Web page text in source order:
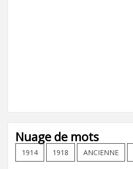
Nuage de mots
1914 1918 ANCIENNE